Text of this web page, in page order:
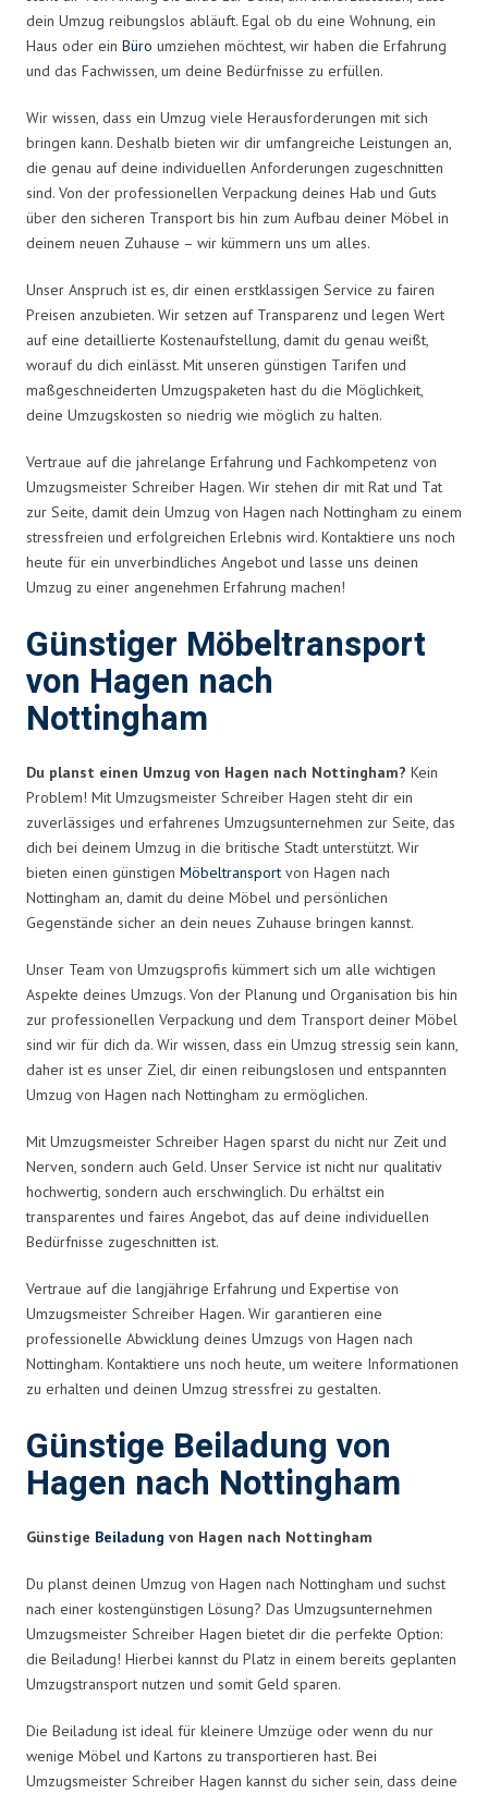
dein Umzug reibungslos abläuft. Egal ob du eine Wohnung, ein
Haus oder ein Büro umziehen möchtest, wir haben die Erfahrung
und das Fachwissen, um deine Bedürfnisse zu erfüllen.
Wir wissen, dass ein Umzug viele Herausforderungen mit sich
bringen kann. Deshalb bieten wir dir umfangreiche Leistungen an,
die genau auf deine individuellen Anforderungen zugeschnitten
sind. Von der professionellen Verpackung deines Hab und Guts
über den sicheren Transport bis hin zum Aufbau deiner Möbel in
deinem neuen Zuhause – wir kümmern uns um alles.
Unser Anspruch ist es, dir einen erstklassigen Service zu fairen
Preisen anzubieten. Wir setzen auf Transparenz und legen Wert
auf eine detaillierte Kostenaufstellung, damit du genau weißt,
worauf du dich einlässt. Mit unseren günstigen Tarifen und
maßgeschneiderten Umzugspaketen hast du die Möglichkeit,
deine Umzugskosten so niedrig wie möglich zu halten.
Vertraue auf die jahrelange Erfahrung und Fachkompetenz von
Umzugsmeister Schreiber Hagen. Wir stehen dir mit Rat und Tat
zur Seite, damit dein Umzug von Hagen nach Nottingham zu einem
stressfreien und erfolgreichen Erlebnis wird. Kontaktiere uns noch
heute für ein unverbindliches Angebot und lasse uns deinen
Umzug zu einer angenehmen Erfahrung machen!
Günstiger Möbeltransport
von Hagen nach
Nottingham
Du planst einen Umzug von Hagen nach Nottingham? Kein
Problem! Mit Umzugsmeister Schreiber Hagen steht dir ein
zuverlässiges und erfahrenes Umzugsunternehmen zur Seite, das
dich bei deinem Umzug in die britische Stadt unterstützt. Wir
bieten einen günstigen Möbeltransport von Hagen nach
Nottingham an, damit du deine Möbel und persönlichen
Gegenstände sicher an dein neues Zuhause bringen kannst.
Unser Team von Umzugsprofis kümmert sich um alle wichtigen
Aspekte deines Umzugs. Von der Planung und Organisation bis hin
zur professionellen Verpackung und dem Transport deiner Möbel
sind wir für dich da. Wir wissen, dass ein Umzug stressig sein kann,
daher ist es unser Ziel, dir einen reibungslosen und entspannten
Umzug von Hagen nach Nottingham zu ermöglichen.
Mit Umzugsmeister Schreiber Hagen sparst du nicht nur Zeit und
Nerven, sondern auch Geld. Unser Service ist nicht nur qualitativ
hochwertig, sondern auch erschwinglich. Du erhältst ein
transparentes und faires Angebot, das auf deine individuellen
Bedürfnisse zugeschnitten ist.
Vertraue auf die langjährige Erfahrung und Expertise von
Umzugsmeister Schreiber Hagen. Wir garantieren eine
professionelle Abwicklung deines Umzugs von Hagen nach
Nottingham. Kontaktiere uns noch heute, um weitere Informationen
zu erhalten und deinen Umzug stressfrei zu gestalten.
Günstige Beiladung von
Hagen nach Nottingham
Günstige Beiladung von Hagen nach Nottingham
Du planst deinen Umzug von Hagen nach Nottingham und suchst
nach einer kostengünstigen Lösung? Das Umzugsunternehmen
Umzugsmeister Schreiber Hagen bietet dir die perfekte Option:
die Beiladung! Hierbei kannst du Platz in einem bereits geplanten
Umzugstransport nutzen und somit Geld sparen.
Die Beiladung ist ideal für kleinere Umzüge oder wenn du nur
wenige Möbel und Kartons zu transportieren hast. Bei
Umzugsmeister Schreiber Hagen kannst du sicher sein, dass deine